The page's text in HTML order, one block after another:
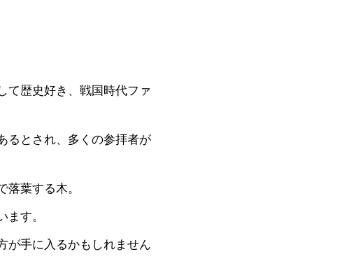
て歴史好き、戦国時代ファ
るとされ、多くの参拝者が
葉する木。
す。
が手に入るかもしれません